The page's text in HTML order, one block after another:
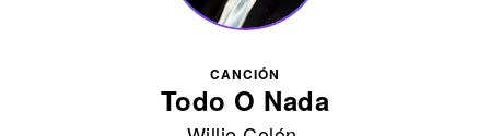
CANCIÓN
Todo O Nada